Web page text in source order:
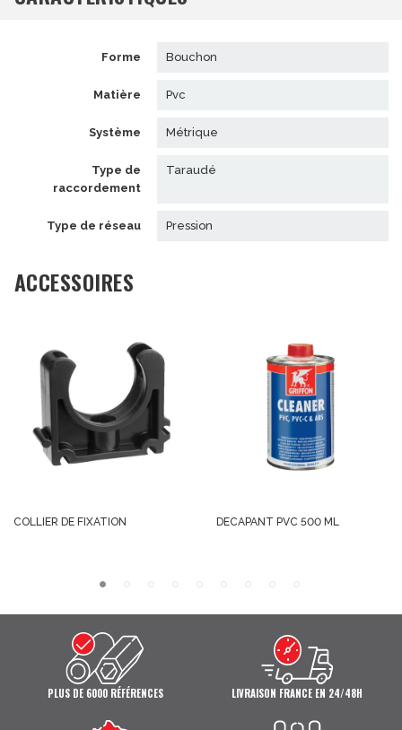
forme bouchon
matière pvc
système métrique
type de
raccordement
taraudé
type de réseau pression
ACCESSOIRES
COLLIER DE FIXATION DECAPANT PVC 500 ML
PLUS DE 6000 RÉFÉRENCES LIVRAISON FRANCE EN 24/48H